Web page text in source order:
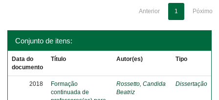
Anterior 1 Póximo
Conjunto de itens:
Data do
documento
Título Autor(es) Tipo
2018
Formação
continuada de
Rossetto, Candida
Beatriz
Dissertação